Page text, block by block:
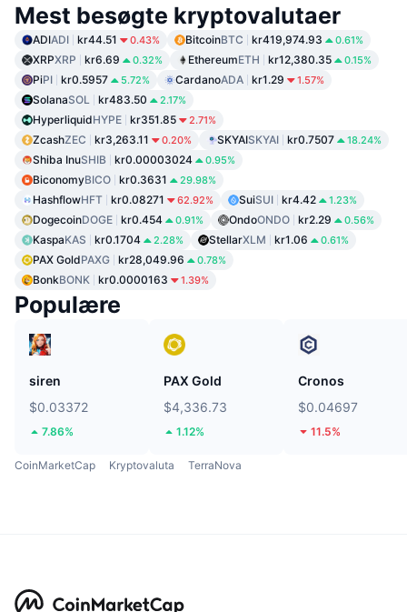
Mest besøgte kryptovalutaer
ADIADI kr44.51 0.43% BitcoinBTC kr419,974.93 0.61%
XRPXRP kr6.69 0.32% EthereumETH kr12,380.35 0.15%
PiPI kr0.5957 5.72% CardanoADA kr1.29 1.57%
SolanaSOL kr483.50 2.17%
HyperliquidHYPE kr351.85 2.71%
ZcashZEC kr3,263.11 0.20% SKYAISKYAI kr0.7507 18.24%
Shiba InuSHIB kr0.00003024 0.95%
BiconomyBICO kr0.3631 29.98%
HashflowHFT kr0.08271 62.92% SuiSUI kr4.42 1.23%
DogecoinDOGE kr0.454 0.91% OndoONDO kr2.29 0.56%
KaspaKAS kr0.1704 2.28% StellarXLM kr1.06 0.61%
PAX GoldPAXG kr28,049.96 0.78%
BonkBONK kr0.0000163 1.39%
Populære
siren
$0.03372
7.86%
PAX Gold
$4,336.73
1.12%
Cronos
$0.04697
11.5%
CoinMarketCap Kryptovaluta TerraNova